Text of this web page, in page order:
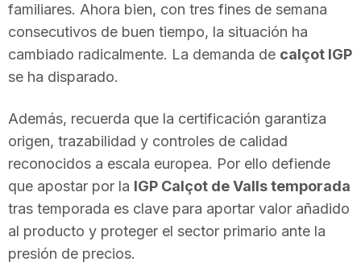
familiares. Ahora bien, con tres fines de semana
consecutivos de buen tiempo, la situación ha
cambiado radicalmente. La demanda de calçot IGP
se ha disparado.
Además, recuerda que la certificación garantiza
origen, trazabilidad y controles de calidad
reconocidos a escala europea. Por ello defiende
que apostar por la IGP Calçot de Valls temporada
tras temporada es clave para aportar valor añadido
al producto y proteger el sector primario ante la
presión de precios.